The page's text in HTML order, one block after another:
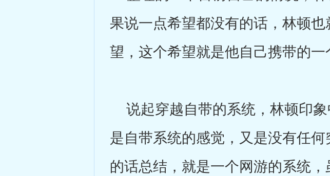
果说一点希望都没有的话，林顿
望，这个希望就是他自己携带的一
说起穿越自带的系统，林顿印
是自带系统的感觉，又是没有任
的话总结，就是一个网游的系统